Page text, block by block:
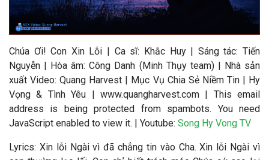
Chúa Ơi! Con Xin Lỗi | Ca sĩ: Khắc Huy| Sáng tác:Tiến
Nguyễn | Hòa âm: Công Danh (Minh Thụy team) | Nhà sản
xuất Video: Quang Harvest | Mục Vụ Chia Sẻ Niềm Tin | Hy
Vọng & Tình Yêu | www.quangharvest.com | This email
address is being protected from spambots. You need
JavaScript enabled to view it. | Youtube: Song Hy Vong TV
Lyrics: Xin lỗi Ngài vì đã chẳng tin vào Cha. Xin lỗi Ngài vì